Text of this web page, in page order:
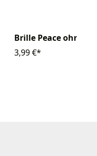
Brille Peace ohne
3,99 €*